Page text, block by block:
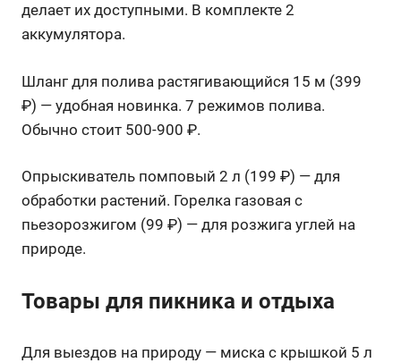
делает их доступными. В комплекте 2
аккумулятора.
Шланг для полива растягивающийся 15 м (399
₽) — удобная новинка. 7 режимов полива.
Обычно стоит 500-900 ₽.
Опрыскиватель помповый 2 л (199 ₽) — для
обработки растений. Горелка газовая с
пьезорозжигом (99 ₽) — для розжига углей на
природе.
Товары для пикника и отдыха
Для выездов на природу — миска с крышкой 5 л